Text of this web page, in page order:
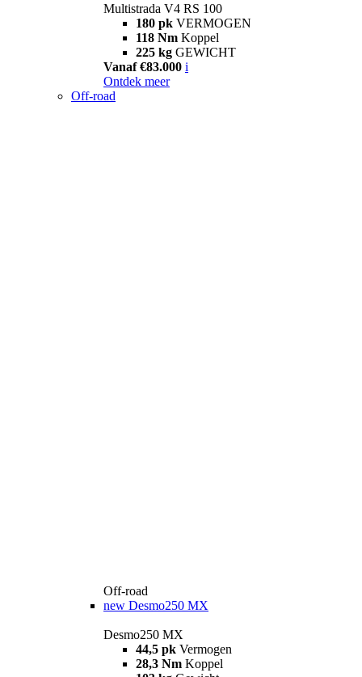
Multistrada V4 RS 100
180 pk VERMOGEN
118 Nm Koppel
225 kg GEWICHT
Vanaf €83.000 i
Ontdek meer
Off-road
Off-road
new Desmo250 MX
Desmo250 MX
44,5 pk Vermogen
28,3 Nm Koppel